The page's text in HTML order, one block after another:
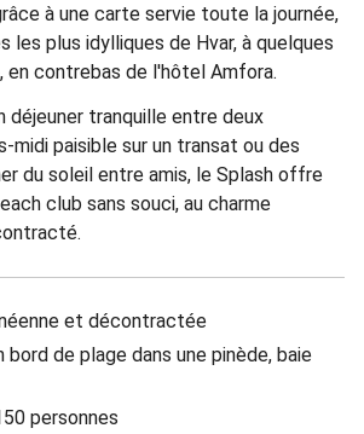
à une carte servie toute la journée,
les plus idylliques de Hvar, à quelques
en contrebas de l'hôtel Amfora.
déjeuner tranquille entre deux
midi paisible sur un transat ou des
du soleil entre amis, le Splash offre
club sans souci, au charme
et décontractée
bord de plage dans une pinède, baie
personnes